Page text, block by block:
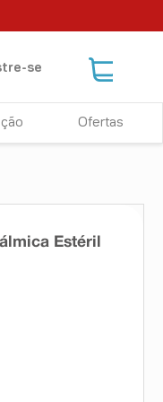
se
Ofertas
Estéril